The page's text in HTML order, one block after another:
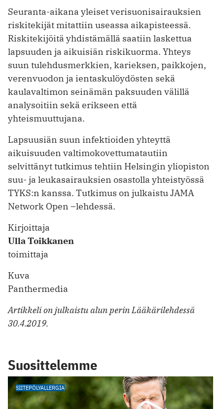
Seuranta-aikana yleiset verisuonisairauksien
riskitekijät mitattiin useassa aikapisteessä.
Riskitekijöitä yhdistämällä saatiin laskettua
lapsuuden ja aikuisiän riskikuorma. Yhteys
suun tulehdusmerkkien, karieksen, paikkojen,
verenvuodon ja ientaskulöydösten sekä
kaulavaltimon seinämän paksuuden välillä
analysoitiin sekä erikseen että
yhteismuuttujana.
Lapsuusiän suun infektioiden yhteyttä
aikuisuuden valtimokovettumatautiin
selvittänyt tutkimus tehtiin Helsingin yliopiston
suu- ja leukasairauksien osastolla yhteistyössä
TYKS:n kanssa. Tutkimus on julkaistu JAMA
Network Open –lehdessä.
Kirjoittaja
Ulla Toikkanen
toimittaja
Kuva
Panthermedia
Artikkeli on julkaistu alun perin Lääkärilehdessä
30.4.2019.
Suosittelemme
SIITEPÖLYALLERGIA